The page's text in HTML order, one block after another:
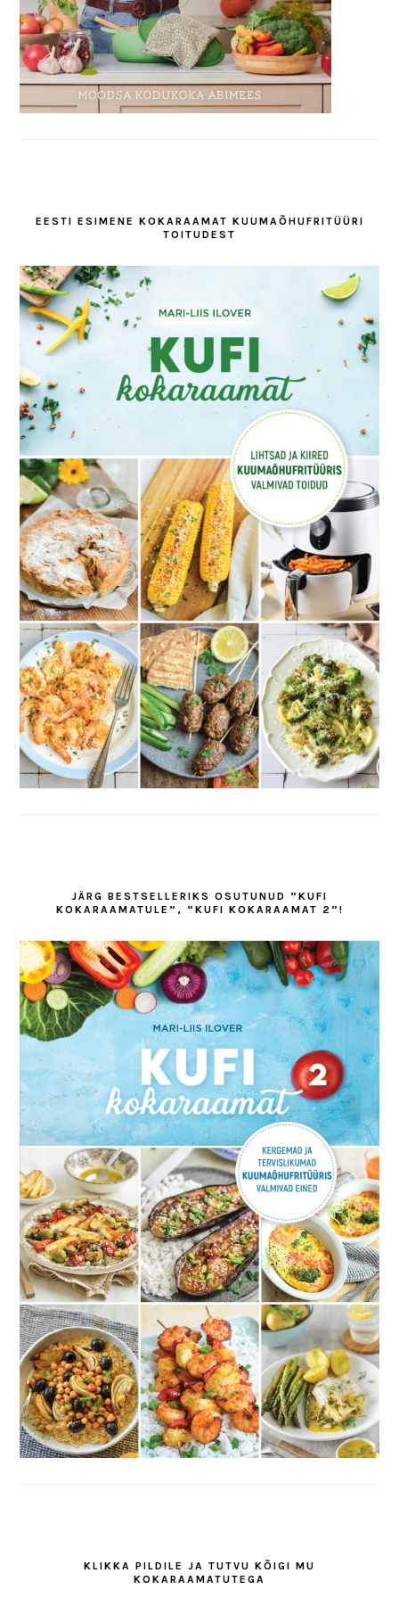
EESTI ESIMENE KOKARAAMAT KUUMAÕHUFRITÜÜRI
TOITUDEST
JÄRG BESTSELLERIKS OSUTUNUD “KUFI
KOKARAAMATULE”, “KUFI KOKARAAMAT 2”!
KLIKKA PILDILE JA TUTVU KÕIGI MU
KOKARAAMATUTEGA